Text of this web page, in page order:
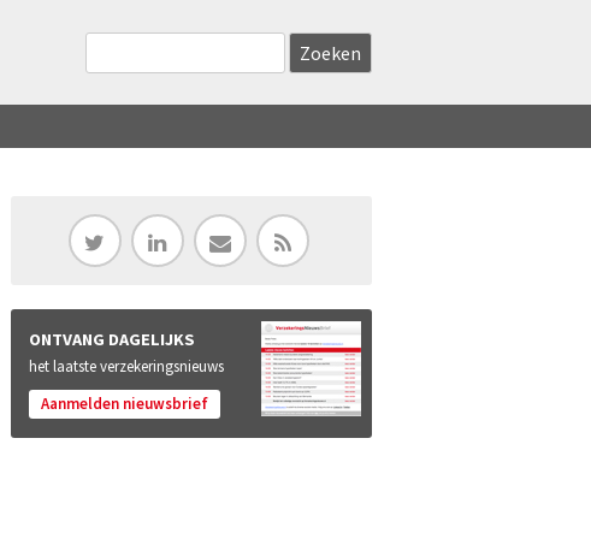
ONTVANG DAGELIJKS
het laatste verzekeringsnieuws
Aanmelden nieuwsbrief